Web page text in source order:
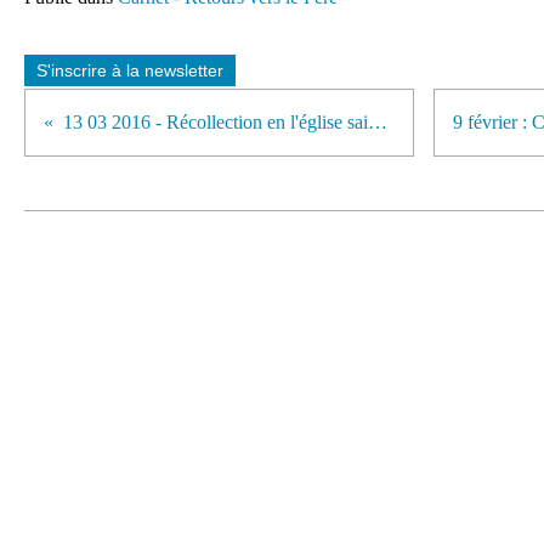
S'inscrire à la newsletter
13 03 2016 - Récollection en l'église sainte Jeanne d’Arc